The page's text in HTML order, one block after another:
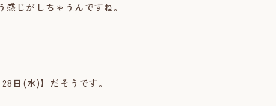
じがしちゃうんですね。
日(水)】だそうです。